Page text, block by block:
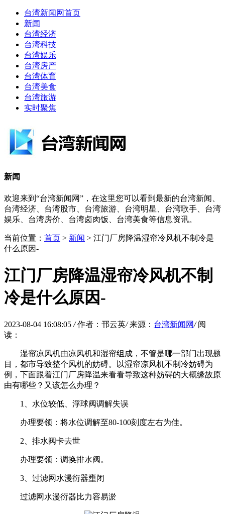
台湾新闻网首页
新闻
台湾经济
台湾科技
台湾娱乐
台湾房产
台湾体育
台湾美食
台湾旅游
实时聚焦
新闻
欢迎来到“台湾新闻网”，在这里您可以看到最新的台湾新闻、
台湾经济、台湾股市、台湾旅游、台湾明星、台湾歌手、台湾
娱乐、台湾房价、台湾卤肉饭、台湾美食等信息资讯。
当前位置： 首页 > 新闻 > 江门厂房降温湿帘冷风机不制冷是
什么原因-
江门厂房降温湿帘冷风机不制
冷是什么原因-
2023-08-04 16:08:05/ 作者：邗云英/ 来源： 台湾新闻网/ 阅
读：
湿帘凉风机由凉风机和湿帘组成，不管是哪一部门出现题
目，都市导致整个风机的妨碍。以湿帘凉风机不制冷妨碍为
例，下面跟着江门厂房降温来看看导致这种妨碍的大概缘故原
由有哪些？又该怎么办理？
1、水位较低、浮球阀调解失误
办理要领：将水位调解至80-100刻度左右为佳。
2、排水阀卡去世
办理要领：调换排水阀。
3、过滤网水漫衍器壅闭
过滤网水漫衍器比力容易淤